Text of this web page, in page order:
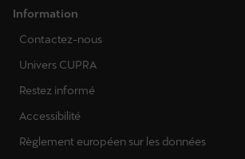
Information
Contactez-nous
Univers CUPRA
Restez informé
Accessibilité
Règlement européen sur les données